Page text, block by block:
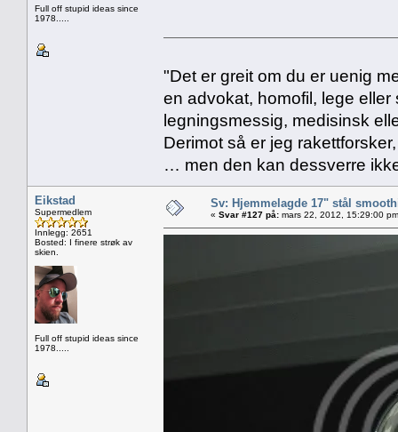
Full off stupid ideas since
1978.....
"Det er greit om du er uenig
en advokat, homofil, lege
legningsmessig, medisinsk
Derimot så er jeg
… men den kan dessverre
Eikstad
Supermedlem
Innlegg: 2651
Bosted: I finere strøk av
skien.
Full off stupid ideas since
1978.....
Sv: Hjemmelagde 17" stål
« Svar #127 på: mars 22, 2012, 15:29:00